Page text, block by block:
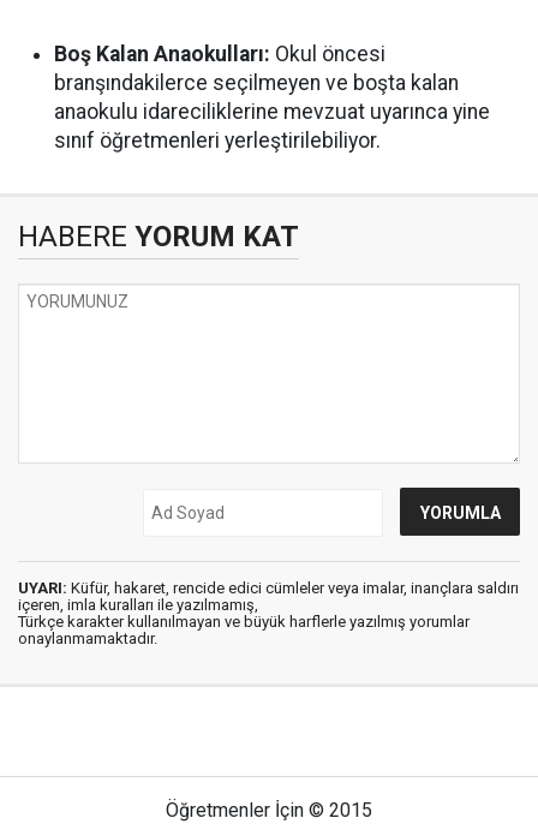
Boş Kalan Anaokulları: Okul öncesi
branşındakilerce seçilmeyen ve boşta kalan
anaokulu idareciliklerine mevzuat uyarınca yine
sınıf öğretmenleri yerleştirilebiliyor.
HABERE YORUM KAT
UYARI: Küfür, hakaret, rencide edici cümleler veya imalar, inançlara saldırı
içeren, imla kuralları ile yazılmamış,
Türkçe karakter kullanılmayan ve büyük harflerle yazılmış yorumlar
onaylanmamaktadır.
Öğretmenler İçin © 2015